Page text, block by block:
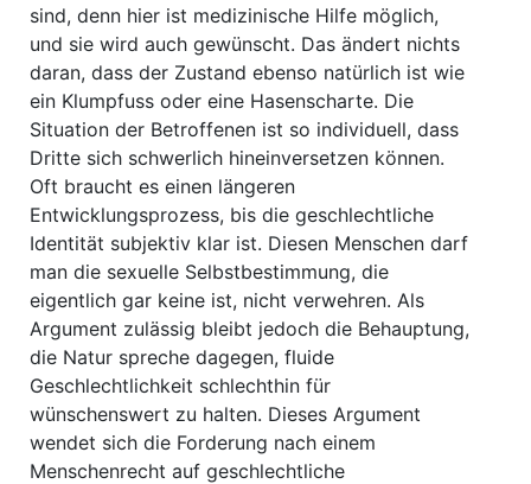
sind, denn hier ist medizinische Hilfe möglich,
und sie wird auch gewünscht. Das ändert nichts
daran, dass der Zustand ebenso natürlich ist wie
ein Klumpfuss oder eine Hasenscharte. Die
Situation der Betroffenen ist so individuell, dass
Dritte sich schwerlich hineinversetzen können.
Oft braucht es einen längeren
Entwicklungsprozess, bis die geschlechtliche
Identität subjektiv klar ist. Diesen Menschen darf
man die sexuelle Selbstbestimmung, die
eigentlich gar keine ist, nicht verwehren. Als
Argument zulässig bleibt jedoch die Behauptung,
die Natur spreche dagegen, fluide
Geschlechtlichkeit schlechthin für
wünschenswert zu halten. Dieses Argument
wendet sich die Forderung nach einem
Menschenrecht auf geschlechtliche